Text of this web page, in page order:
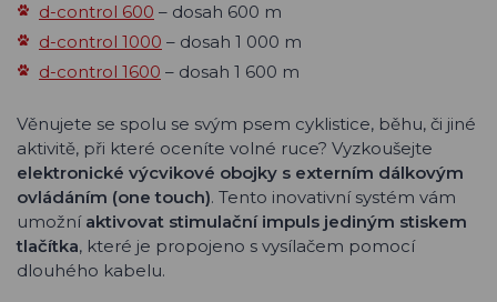
d-control 600 – dosah 600 m
d-control 1000 – dosah 1 000 m
d-control 1600 – dosah 1 600 m
Věnujete se spolu se svým psem cyklistice, běhu, či jiné
aktivitě, při které oceníte volné ruce? Vyzkoušejte
elektronické výcvikové obojky s externím dálkovým
ovládáním (one touch). Tento inovativní systém vám
umožní aktivovat stimulační impuls jediným stiskem
tlačítka, které je propojeno s vysílačem pomocí
dlouhého kabelu.